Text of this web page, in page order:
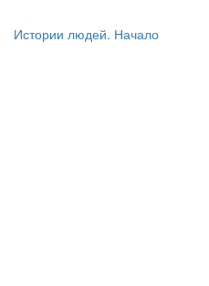
Истории людей. Начало